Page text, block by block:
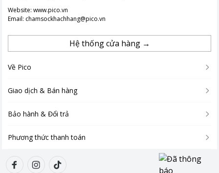
Website: www.pico.vn
Email: chamsockhachhang@pico.vn
Hệ thống cửa hàng →
Về Pico
Giao dịch & Bán hàng
Bảo hành & Đổi trả
Phương thức thanh toán